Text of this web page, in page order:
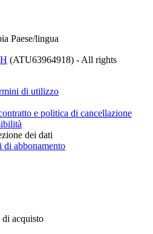
Paese/lingua
(ATU63964918) - All rights
di utilizzo
e politica di cancellazione
dei dati
abbonamento
di acquisto